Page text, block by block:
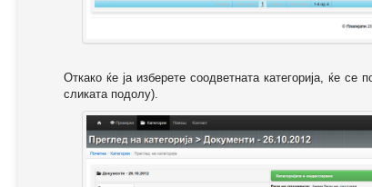
Откако ќе ја изберете соодветната категорија, ќе
сликата подолу).